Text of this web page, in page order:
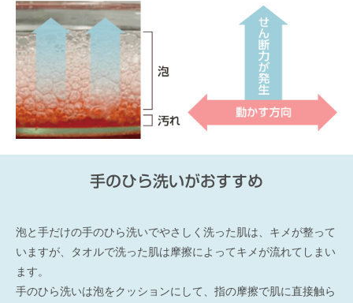
手のひら洗いがおすすめ
泡と手だけの手のひら洗いでやさしく洗った肌は、キメが整って
いますが、タオルで洗った肌は摩擦によってキメが流れてしまい
ます。
手のひら洗いは泡をクッションにして、指の摩擦で肌に直接触ら